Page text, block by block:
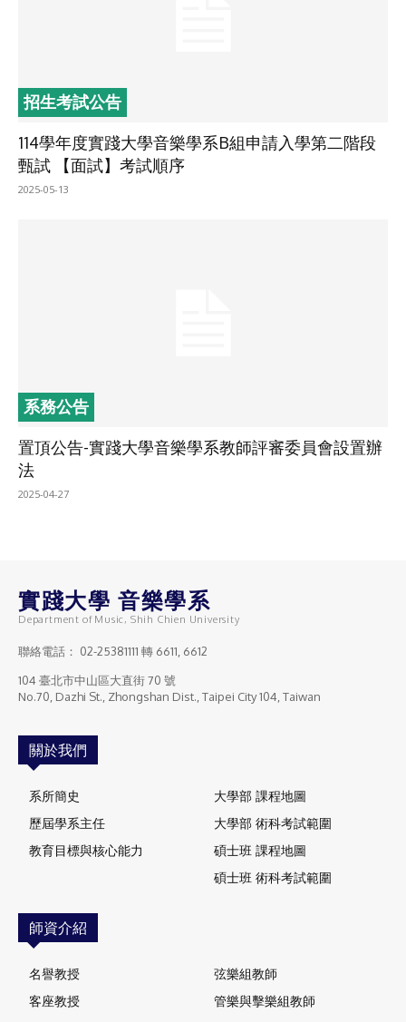
招生考試公告
114學年度實踐大學音樂學系B組申請入學第二階段
甄試 【面試】考試順序
2025-05-13
系務公告
置頂公告-實踐大學音樂學系教師評審委員會設置辦
法
2025-04-27
實踐大學 音樂學系
Department of Music, Shih Chien University
聯絡電話： 02-25381111 轉 6611, 6612
104 臺北市中山區大直街 70 號
No.70, Dazhi St., Zhongshan Dist., Taipei City 104, Taiwan
關於我們
系所簡史
歷屆學系主任
教育目標與核心能力
大學部 課程地圖
大學部 術科考試範圍
碩士班 課程地圖
碩士班 術科考試範圍
師資介紹
名譽教授
客座教授
弦樂組教師
管樂與擊樂組教師